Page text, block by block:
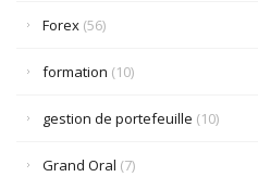
Forex (56)
formation (10)
gestion de portefeuille (10)
Grand Oral (7)